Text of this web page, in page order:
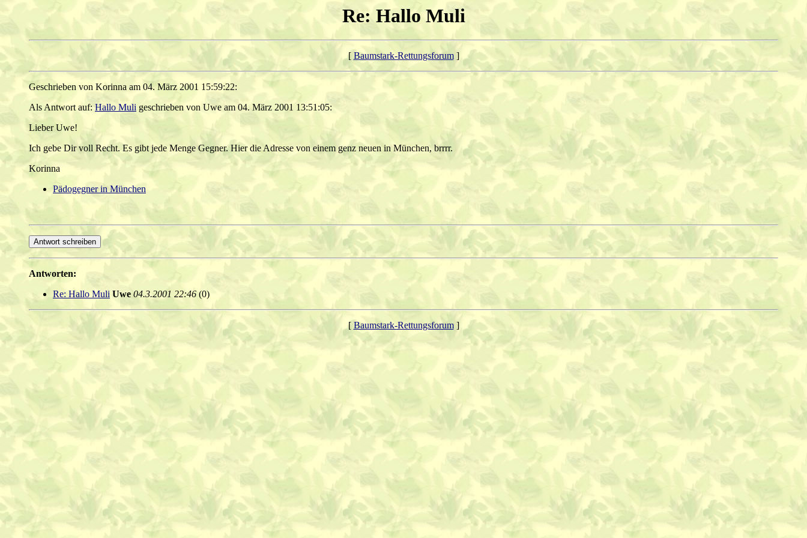
Re: Hallo Muli
[ Baumstark-Rettungsforum]
Geschrieben von Korinna am 04. März 2001 15:59:22:
Als Antwort auf: Hallo Muli geschrieben von Uwe am 04. März 2001 13:51:05:
Lieber Uwe!
Ich gebe Dir voll Recht. Es gibt jede Menge Gegner. Hier die Adresse von einem genz neuen in München, brrrr.
Korinna
Pädogegner in München
Antworten:
Re: Hallo Muli Uwe 04.3.2001 22:46 (0)
[ Baumstark-Rettungsforum]